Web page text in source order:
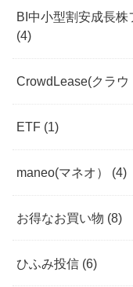
BI中小型割安成長
(4)
CrowdLease(クラウ
ETF (1)
maneo(マネオ） (4)
お得なお買い物 (8)
ひふみ投信 (6)